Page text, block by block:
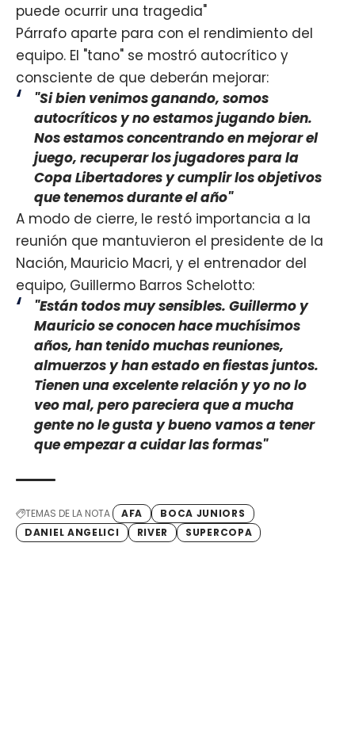
puede ocurrir una tragedia"
Párrafo aparte para con el rendimiento del
equipo. El "tano" se mostró autocrítico y
consciente de que deberán mejorar:
"Si bien venimos ganando, somos
autocríticos y no estamos jugando bien.
Nos estamos concentrando en mejorar el
juego, recuperar los jugadores para la
Copa Libertadores y cumplir los objetivos
que tenemos durante el año"
A modo de cierre, le restó importancia a la
reunión que mantuvieron el presidente de la
Nación, Mauricio Macri, y el entrenador del
equipo, Guillermo Barros Schelotto:
"Están todos muy sensibles. Guillermo y
Mauricio se conocen hace muchísimos
años, han tenido muchas reuniones,
almuerzos y han estado en fiestas juntos.
Tienen una excelente relación y yo no lo
veo mal, pero pareciera que a mucha
gente no le gusta y bueno vamos a tener
que empezar a cuidar las formas"
TEMAS DE LA NOTA AFA
BOCA JUNIORS
DANIEL ANGELICI
RIVER SUPERCOPA